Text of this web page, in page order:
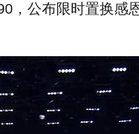
，公布限时置换感